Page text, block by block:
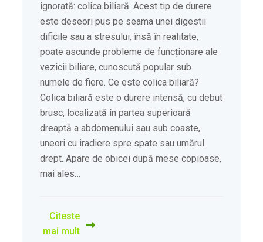
ignorată: colica biliară. Acest tip de durere
este deseori pus pe seama unei digestii
dificile sau a stresului, însă în realitate,
poate ascunde probleme de funcționare ale
vezicii biliare, cunoscută popular sub
numele de fiere. Ce este colica biliară?
Colica biliară este o durere intensă, cu debut
brusc, localizată în partea superioară
dreaptă a abdomenului sau sub coaste,
uneori cu iradiere spre spate sau umărul
drept. Apare de obicei după mese copioase,
mai ales…
Citeste
mai mult